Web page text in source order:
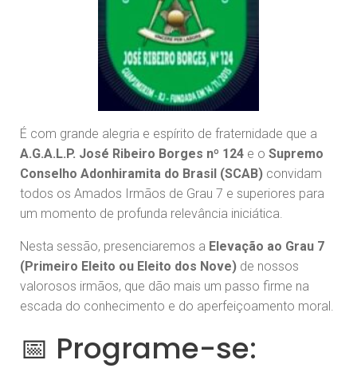
É com grande alegria e espírito de fraternidade que a
A.G.A.L.P. José Ribeiro Borges nº 124 e o Supremo
Conselho Adonhiramita do Brasil (SCAB) convidam
todos os Amados Irmãos de Grau 7 e superiores para
um momento de profunda relevância iniciática.
Nesta sessão, presenciaremos a Elevação ao Grau 7
(Primeiro Eleito ou Eleito dos Nove) de nossos
valorosos irmãos, que dão mais um passo firme na
escada do conhecimento e do aperfeiçoamento moral.
📅 Programe-se: